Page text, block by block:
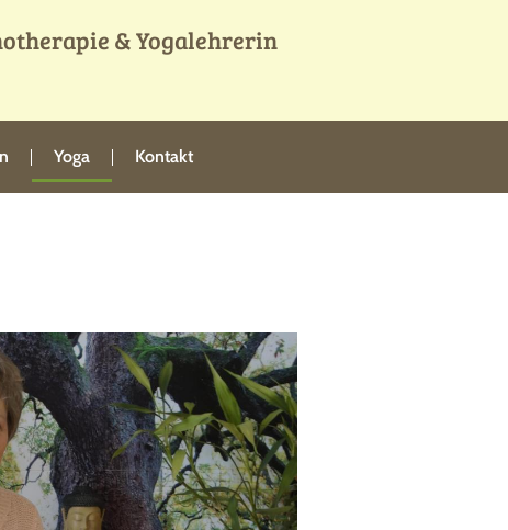
& Yogalehrerin
Yoga Kontakt